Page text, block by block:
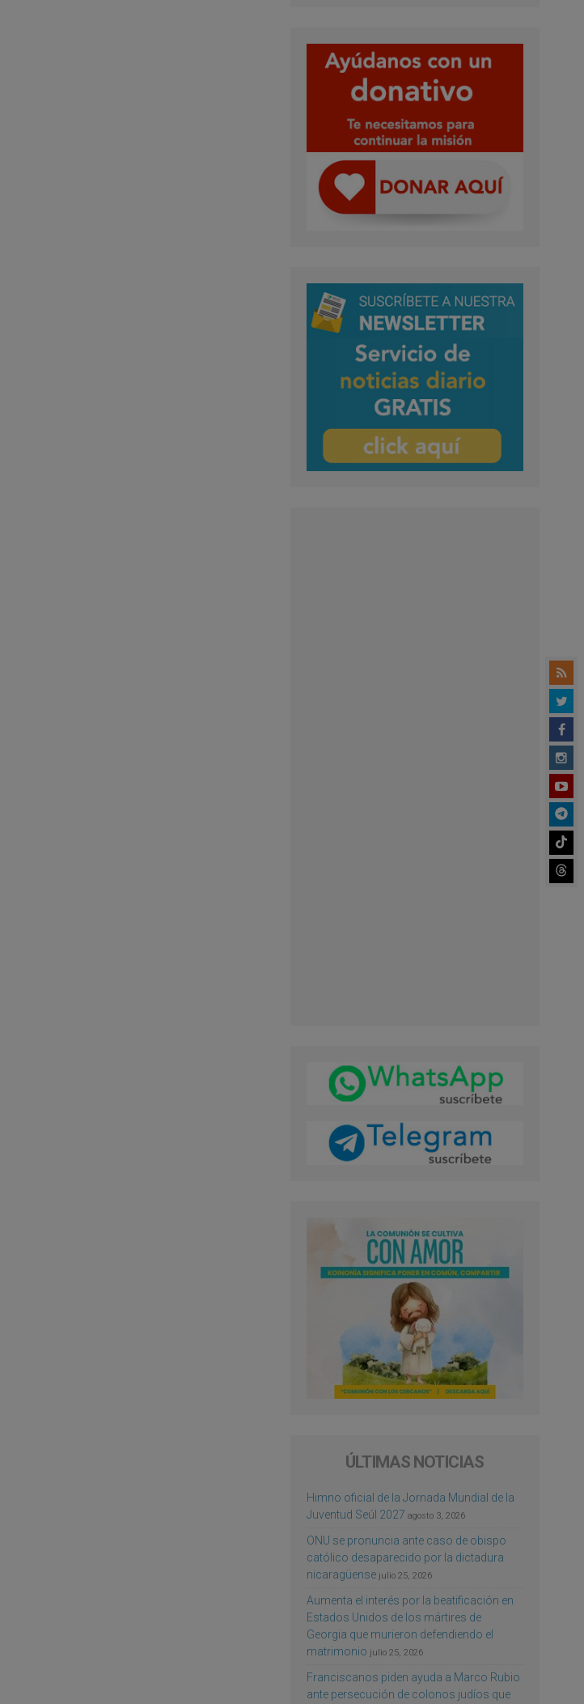
ÚLTIMAS NOTICIAS
Himno oficial de la Jornada Mundial de la
Juventud Seúl 2027 agosto 3, 2026
ONU se pronuncia ante caso de obispo
católico desaparecido por la dictadura
nicaragüense julio 25, 2026
Aumenta el interés por la beatificación en
Estados Unidos de los mártires de
Georgia que murieron defendiendo el
matrimonio julio 25, 2026
Franciscanos piden ayuda a Marco Rubio
ante persecución de colonos judíos que